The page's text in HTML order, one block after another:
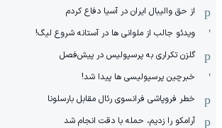
از حق والیبال ایران در آسیا دفاع کردم
ویدئو جالب از ملوانی ها در آستانه شروع لیگ!
گلزن تکراری به پرسپولیس در پیش‌فصل
خبرچین پرسپولیسی ها پیدا شد!
خطر فروپاشی فرانسوی رئال مقابل بارسلونا
آرامکو را زدیم، حمله با دقت انجام شد